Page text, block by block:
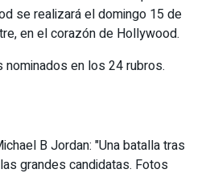
se realizará el domingo 15 de
en el corazón de Hollywood.
en los 24 rubros.